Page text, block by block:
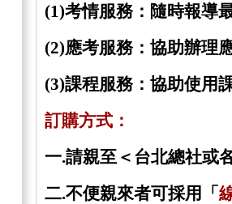
(1)考情服務：隨時報導
(2)應考服務：協助辦理
(3)課程服務：協助使用
訂購方式：
一.請親至＜台北總社或
二.不便親來者可採用「